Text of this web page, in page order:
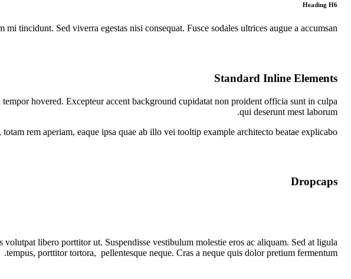
Heading H6
tincidunt. Sed viverra egestas nisi consequat. Fusce sodales ultrices augue a accumsan.
Standard Inline Elements
hovered. Excepteuraccent background cupidatat non proident officia sunt in culpa
qui deserunt mest laborum.
rem aperiam, eaque ipsa quae ab illo vei tooltip example architecto beatae explicabo.
Dropcaps
libero porttitor ut. Suspendisse vestibulum molestie eros ac aliquam. Sed at ligula
tempus, porttitor tortora, pellentesque neque. Cras a neque quis dolor pretium fermentum.